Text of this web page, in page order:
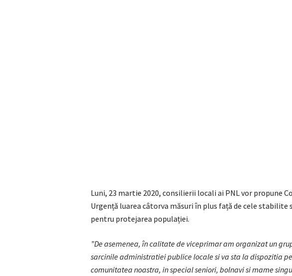
Luni, 23 martie 2020, consilierii locali ai PNL vor propune
Urgență luarea câtorva măsuri în plus față de cele
pentru protejarea populației.
”De asemenea, în calitate de viceprimar am organizat un
sarcinile administratiei publice locale si va sta la dispozitia
comunitatea noastra, in special seniori, bolnavi si mame